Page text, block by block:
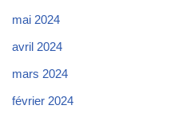
mai 2024
avril 2024
mars 2024
février 2024